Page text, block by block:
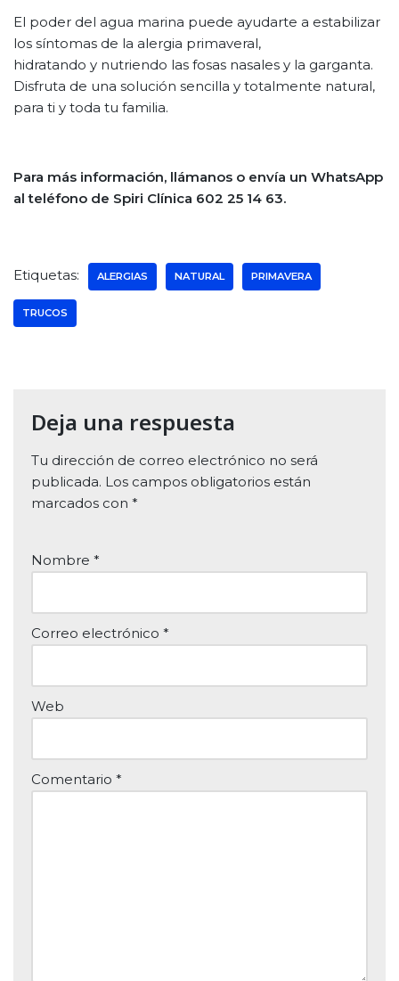
El poder del agua marina puede ayudarte a estabilizar
los síntomas de la alergia primaveral,
hidratando y nutriendo las fosas nasales y la garganta.
Disfruta de una solución sencilla y totalmente natural,
para ti y toda tu familia.
Para más información, llámanos o envía un WhatsApp
al teléfono de Spiri Clínica 602 25 14 63.
Etiquetas: ALERGIAS NATURAL PRIMAVERA
TRUCOS
Deja una respuesta
Tu dirección de correo electrónico no será
publicada. Los campos obligatorios están
marcados con *
Nombre *
Correo electrónico *
Web
Comentario *